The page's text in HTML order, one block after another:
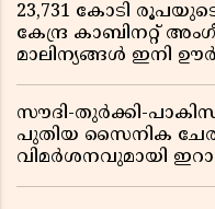
23,731 കോടി
കേന്ദ്ര കാബിനറ്റ്
മാലിന്യങ്ങൾ ഇനി
സൗദി-തുർക്കി-
പുതിയ സൈനിക
വിമർശനവുമായി